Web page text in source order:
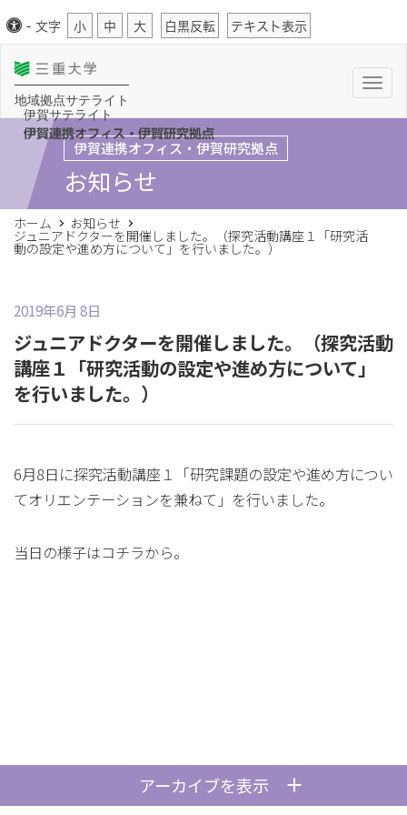
- 文字 小 中 大 白黒反転 テキスト表示
T
o
g
g
地域拠点サテライト
伊賀サテライト
伊賀連携オフィス・伊賀研究拠点
伊賀連携オフィス・伊賀研究拠点
お知らせ
ホーム お知らせ
ジュニアドクターを開催しました。（探究活動講座１「研究活
動の設定や進め方について」を行いました。）
2019年6月 8日
ジュニアドクターを開催しました。（探究活動
講座１「研究活動の設定や進め方について」
を行いました。）
6月8日に探究活動講座１「研究課題の設定や進め方につい
てオリエンテーションを兼ねて」を行いました。
当日の様子はコチラから。
アーカイブを表示